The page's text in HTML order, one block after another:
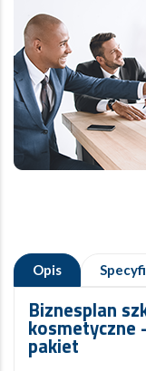
Opis
Biznesplan
kosmetyczne
pakiet